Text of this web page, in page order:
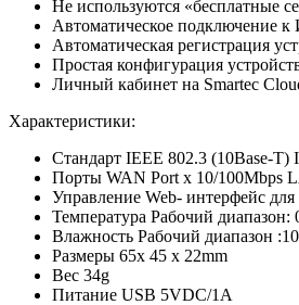
Не используются «бесплатные
Автоматическое подключение
Автоматическая регистрация
Простая конфигурация
Личный кабинет на Smartec
Характеристики:
Стандарт IEEE 802.3 (10Base-T)
Порты WAN Port x 10/100Mbps
Управление Web- интерфейс
Температура Рабочий диапазон:
Влажность Рабочий диапазон
Размеры 65x 45 x 22mm
Вес 34g
Питание USB 5VDC/1A